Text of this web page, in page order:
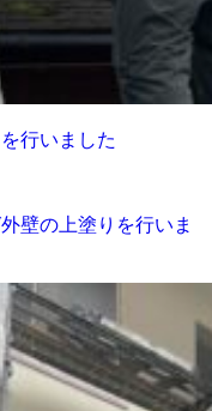
行いました
壁の上塗りを行いま